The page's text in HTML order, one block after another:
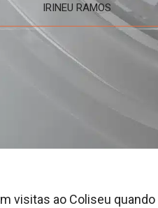
IRINEU RAMOS
visitas ao Coliseu